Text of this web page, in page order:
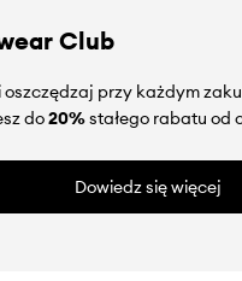
Club
oszczędzaj przy każdym
do20%stałego rabatu od
Dowiedz się więcej